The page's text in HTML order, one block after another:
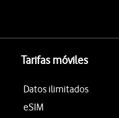
Tarifas móviles
Datos ilimitados
eSIM